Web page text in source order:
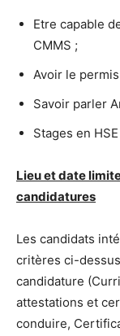
Etre capable
CMMS ;
Avoir le
Savoir parler
Stages en
Lieu et date
candidatures
Les candidats
critères ci-
candidature
attestations et
conduire,